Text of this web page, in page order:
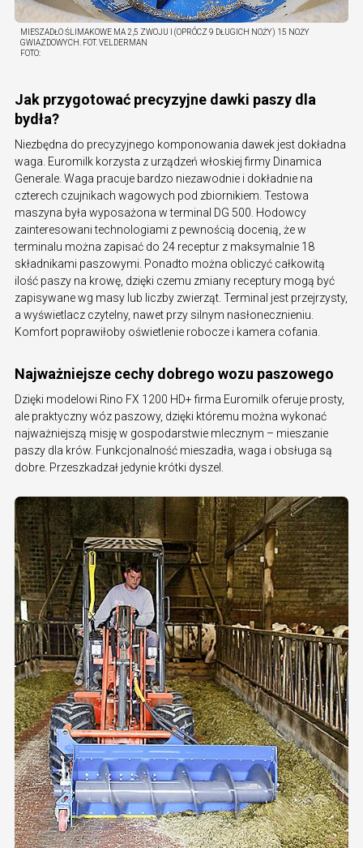
MIESZADŁO ŚLIMAKOWE MA 2,5 ZWOJU I (OPRÓCZ 9 DŁUGICH NOŻY) 15 NOŻY
GWIAZDOWYCH. FOT. VELDERMAN
FOTO:
Jak przygotować precyzyjne dawki paszy dla
bydła?
Niezbędna do precyzyjnego komponowania dawek jest dokładna
waga. Euromilk korzysta z urządzeń włoskiej firmy Dinamica
Generale. Waga pracuje bardzo niezawodnie i dokładnie na
czterech czujnikach wagowych pod zbiornikiem. Testowa
maszyna była wyposażona w terminal DG 500. Hodowcy
zainteresowani technologiami z pewnością docenią, że w
terminalu można zapisać do 24 receptur z maksymalnie 18
składnikami paszowymi. Ponadto można obliczyć całkowitą
ilość paszy na krowę, dzięki czemu zmiany receptury mogą być
zapisywane wg masy lub liczby zwierząt. Terminal jest przejrzysty,
a wyświetlacz czytelny, nawet przy silnym nasłonecznieniu.
Komfort poprawiłoby oświetlenie robocze i kamera cofania.
Najważniejsze cechy dobrego wozu paszowego
Dzięki modelowi Rino FX 1200 HD+ firma Euromilk oferuje prosty,
ale praktyczny wóz paszowy, dzięki któremu można wykonać
najważniejszą misję w gospodarstwie mlecznym – mieszanie
paszy dla krów. Funkcjonalność mieszadła, waga i obsługa są
dobre. Przeszkadzał jedynie krótki dyszel.